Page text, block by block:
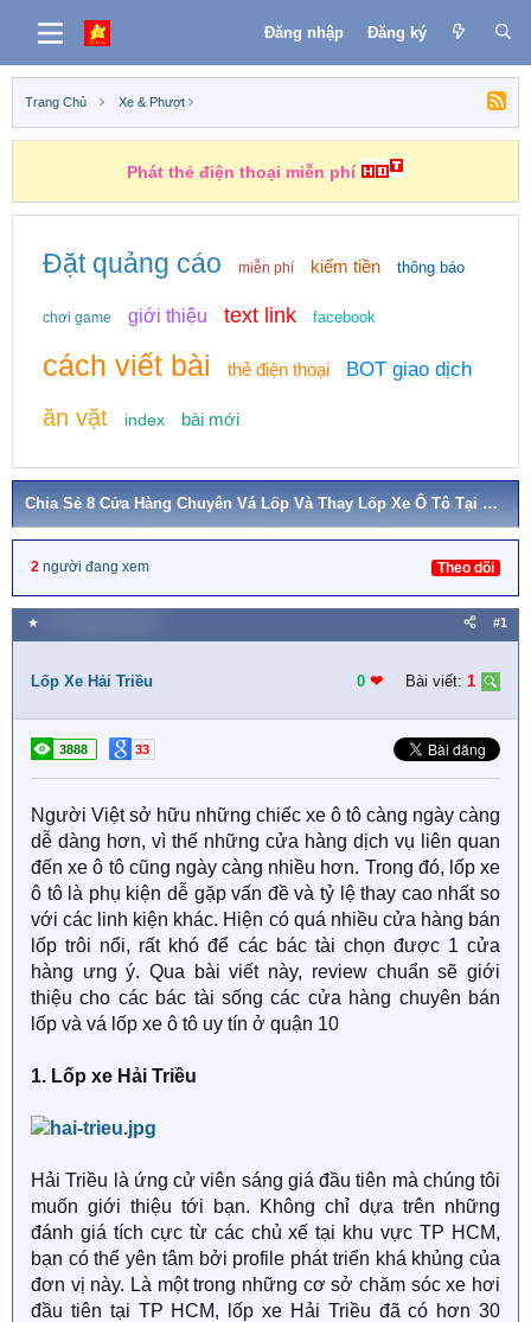
Đăng nhập Đăng ký
Trang Chủ Xe & Phượt
Phát thẻ điện thoại miễn phí
Đặt quảng cáo miễn phí kiếm tiền thông báo
chơi game giới thiệu text link facebook
cách viết bài thẻ điện thoại BOT giao dịch
ăn vặt index bài mới
Chia Sẻ 8 Cửa Hàng Chuyên Vá Lốp Và Thay Lốp Xe Ô Tô Tại Quận 10 TPHCM
2 người đang xem Theo dõi
★ #1
Lốp Xe Hải Triều 0 ❤︎ Bài viết: 1
3888 33
Người Việt sở hữu những chiếc xe ô tô càng ngày càng
dễ dàng hơn, vì thế những cửa hàng dịch vụ liên quan
đến xe ô tô cũng ngày càng nhiều hơn. Trong đó, lốp xe
ô tô là phụ kiện dễ gặp vấn đề và tỷ lệ thay cao nhất so
với các linh kiện khác. Hiện có quá nhiều cửa hàng bán
lốp trôi nổi, rất khó để các bác tài chọn được 1 cửa
hàng ưng ý. Qua bài viết này, review chuẩn sẽ giới
thiệu cho các bác tài sống các cửa hàng chuyên bán
lốp và vá lốp xe ô tô uy tín ở quận 10
1. Lốp xe Hải Triều
Hải Triều là ứng cử viên sáng giá đầu tiên mà chúng tôi
muốn giới thiệu tới bạn. Không chỉ dựa trên những
đánh giá tích cực từ các chủ xế tại khu vực TP HCM,
bạn có thể yên tâm bởi profile phát triển khá khủng của
đơn vị này. Là một trong những cơ sở chăm sóc xe hơi
đầu tiên tại TP HCM, lốp xe Hải Triều đã có hơn 30